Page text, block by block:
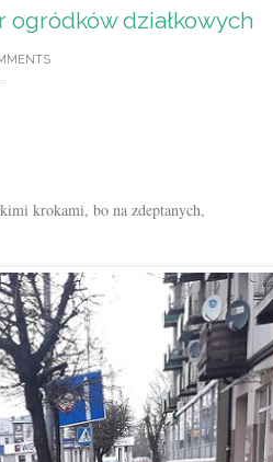
działkowych
krokami, bo na zdeptanych,